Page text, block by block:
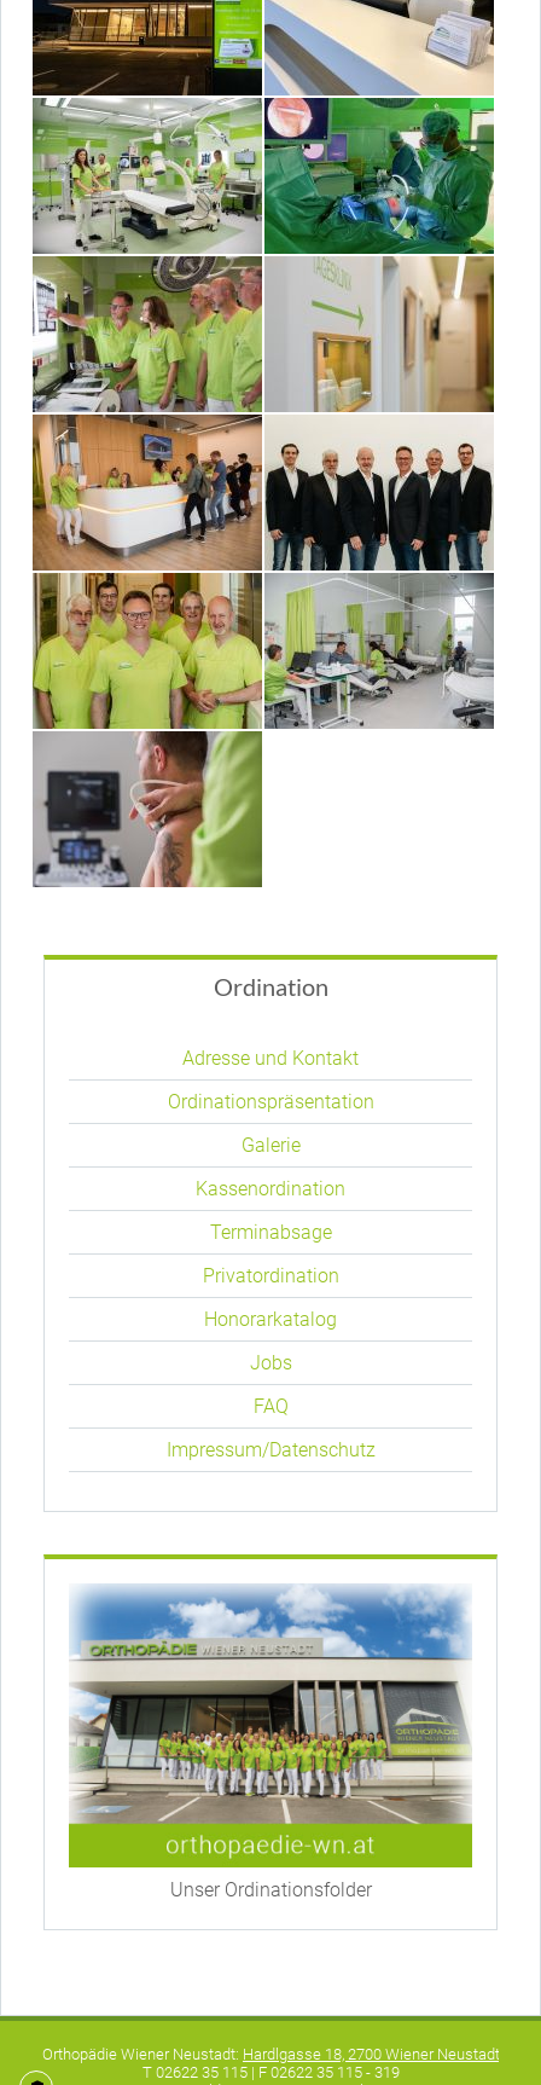
Ordination
überspringen
Adresse und Kontakt
Ordinationspräsentation
Galerie
Kassenordination
Terminabsage
Privatordination
Honorarkatalog
Jobs
FAQ
Impressum/Datenschutz
Unser Ordinationsfolder
Orthopädie Wiener Neustadt: Hardlgasse 18, 2700 Wiener Neustadt
T 02622 35 115 | F 02622 35 115 - 319